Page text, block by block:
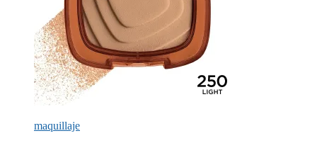
maquillaje